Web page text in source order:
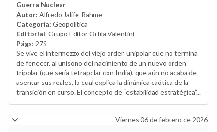
Guerra Nuclear
Autor: Alfredo Jalife-Rahme
Categoría: Geopolítica
Editorial: Grupo Editor Orfila Valentini
Págs: 279
Se vive el intermezzo del viejo orden unipolar que no termina
de fenecer, al unísono del nacimiento de un nuevo orden
tripolar (que sería tetrapolar con India), que aún no acaba de
asentar sus reales, lo cual explica la dinámica caótica de la
transición en curso. El concepto de “estabilidad estratégica”...
Viernes 06 de febrero de 2026